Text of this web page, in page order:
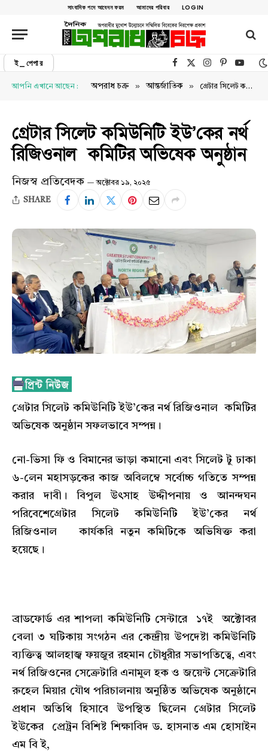
সাংবাদিক পদে আবেদন ফরম আমাদের পরিবার LOGIN
ই_পেপার Facebook
X (Twitter)Instagram
Pinterest
আপনি এখানে আছেন : অপরাধ চক্র » আন্তর্জাতিক » গ্রেটার সিলেট কমিউনিটি ইউ’কের নর্থ রিজিওনাল কমিটির অভিষেক অনুষ্ঠান
গ্রেটার সিলেট কমিউনিটি ইউ’কের নর্থ
রিজিওনাল কমিটির অভিষেক অনুষ্ঠান
নিজস্ব প্রতিবেদক অক্টোবর ১৯, ২০২৫
SHARE
গ্রেটার সিলেট কমিউনিটি ইউ’কের নর্থ রিজিওনাল কমিটির
অভিষেক অনুষ্ঠান সফলভাবে সম্পন্ন।
নো-ভিসা ফি ও বিমানের ভাড়া কমানো এবং সিলেট টু ঢাকা
৬-লেন মহাসড়কের কাজ অবিলম্বে সর্বোচ্চ গতিতে সম্পন্ন
করার দাবী। বিপুল উৎসাহ উদ্দীপনায় ও আনন্দঘন
পরিবেশেগ্রেটার সিলেট কমিউনিটি ইউ’কের নর্থ
রিজিওনাল কার্যকরি নতুন কমিটিকে অভিষিক্ত করা
হয়েছে।
ব্রাডফোর্ড এর শাপলা কমিউনিটি সেন্টারে ১৭ই অক্টোবর
বেলা ৩ ঘটিকায় সংগঠন এর কেন্দ্রীয় উপদেষ্টা কমিউনিটি
ব্যক্তিত্ব আলহাজ্ব ফয়জুর রহমান চৌধুরীর সভাপতিত্বে, এবং
নর্থ রিজিওনের সেক্রেটারি এনামুল হক ও জয়েন্ট সেক্রেটারি
রুহেল মিয়ার যৌথ পরিচালনায় অনুষ্ঠিত অভিষেক অনুষ্ঠানে
প্রধান অতিথি হিসাবে উপস্থিত ছিলেন গ্রেটার সিলেট
ইউকের প্রেট্রন বিশিষ্ট শিক্ষাবিদ ড. হাসনাত এম হোসাইন
এম বি ই,